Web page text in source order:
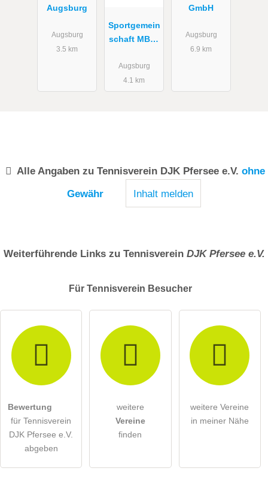
Augsburg
Augsburg
3.5 km
Sportgemein
schaft MBB-
Tennis
Augsburg
4.1 km
GmbH
Augsburg
6.9 km
Alle Angaben zuTennisverein DJK Pfersee e.V. ohne
Gewähr
Inhalt melden
Weiterführende Links zu Tennisverein DJK Pfersee e.V.
Für Tennisverein Besucher
Bewertung
für Tennisverein
DJK Pfersee e.V.
abgeben
weitere
Vereine
finden
weitere Vereine
in meiner Nähe